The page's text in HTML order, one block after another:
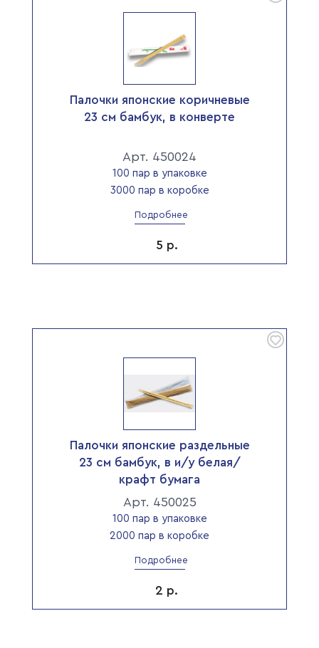
Палочки японские коричневые
23 см бамбук, в конверте
Арт. 450024
100 пар в упаковке
3000 пар в коробке
Подробнее
5 р.
Палочки японские раздельные
23 см бамбук, в и/у белая/
крафт бумага
Арт. 450025
100 пар в упаковке
2000 пар в коробке
Подробнее
2 р.